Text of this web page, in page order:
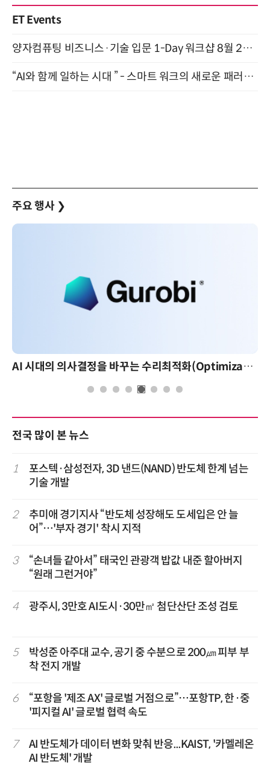
ET Events
양자컴퓨팅 비즈니스·기술 입문 1-Day 워크샵 8월 28일 개최
“AI와 함께 일하는 시대 ” - 스마트 워크의 새로운 패러다임 (9/11)
주요 행사 ❯
AI 시대의 의사결정을 바꾸는 수리최적화(Optimization): 실제 산업 적용 사례와 활용 전략
전국 많이 본 뉴스
1
포스텍·삼성전자, 3D 낸드(NAND) 반도체 한계 넘는
기술 개발
2
추미애 경기지사 “반도체 성장해도 도세입은 안 늘
어”…'부자 경기' 착시 지적
3
“손녀들 같아서” 태국인 관광객 밥값 내준 할아버지
“원래 그런거야”
4 광주시, 3만호 AI도시·30만㎡ 첨단산단 조성 검토
5
박성준 아주대 교수, 공기 중 수분으로 200㎛ 피부 부
착 전지 개발
6
“포항을 '제조 AX' 글로벌 거점으로”…포항TP, 한·중
'피지컬 AI' 글로벌 협력 속도
7
AI 반도체가 데이터 변화 맞춰 반응...KAIST, '카멜레온
AI 반도체' 개발